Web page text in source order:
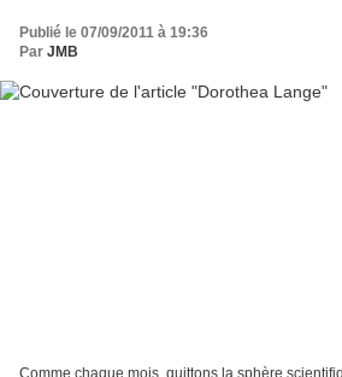
Publié le 07/09/2011 à 19:36
Par JMB
Comme chaque mois, quittons la sphère